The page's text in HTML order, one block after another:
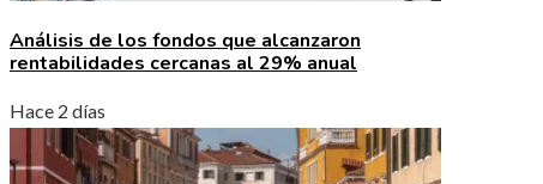
Análisis de los fondos que alcanzaron
rentabilidades cercanas al 29% anual
Hace 2 días